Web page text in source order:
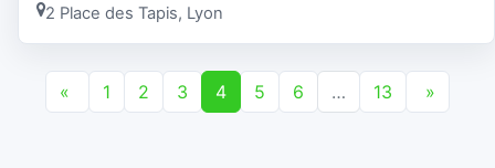
2 Place des Tapis, Lyon
« 1 2 3 4 5 6 … 13 »